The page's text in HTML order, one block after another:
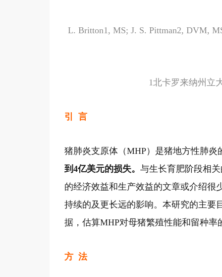
L. Britton1, MS; J. S. Pittman2, DVM,
1北卡罗来纳州立
引 言
猪肺炎支原体（MHP）是猪地方性肺
到4亿美元的损失。 与生长育肥阶段相
的经济效益和生产效益的文章或介绍很
持续的及更长远的影响。本研究的主要
据，估算MHP对母猪繁殖性能和留种率
方 法